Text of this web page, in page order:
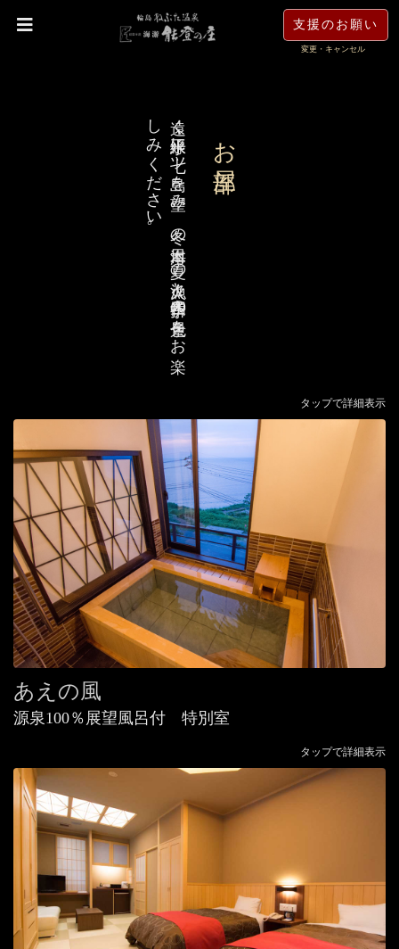
支援のお願い
変更・キャンセル
お部屋
遠く
水平線に
七ツ
島を
望み
、
冬の
日本海、
夏の
漁火と
四季折々の
景色を
お
楽
し
み
く
だ
さ
い
。
タップで詳細表示
あえの風
源泉100％展望風呂付 特別室
タップで詳細表示